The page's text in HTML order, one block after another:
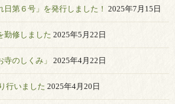
日第６号」を発行しました！ 2025年7月15日
勤修しました 2025年5月22日
のしくみ」 2025年4月22日
行いました 2025年4月20日